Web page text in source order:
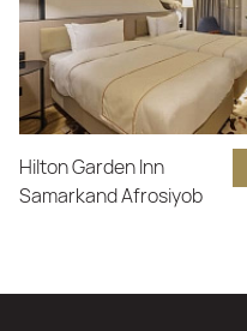
Hilton Garden Inn
Samarkand Afrosiyob